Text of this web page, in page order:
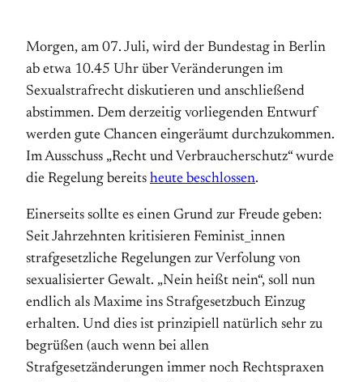
Morgen, am 07. Juli, wird der Bundestag in Berlin
ab etwa 10.45 Uhr über Veränderungen im
Sexualstrafrecht diskutieren und anschließend
abstimmen. Dem derzeitig vorliegenden Entwurf
werden gute Chancen eingeräumt durchzukommen.
Im Ausschuss „Recht und Verbraucherschutz“ wurde
die Regelung bereits heute beschlossen.
Einerseits sollte es einen Grund zur Freude geben:
Seit Jahrzehnten kritisieren Feminist_innen
strafgesetzliche Regelungen zur Verfolung von
sexualisierter Gewalt. „Nein heißt nein“, soll nun
endlich als Maxime ins Strafgesetzbuch Einzug
erhalten. Und dies ist prinzipiell natürlich sehr zu
begrüßen (auch wenn bei allen
Strafgesetzänderungen immer noch Rechtspraxen